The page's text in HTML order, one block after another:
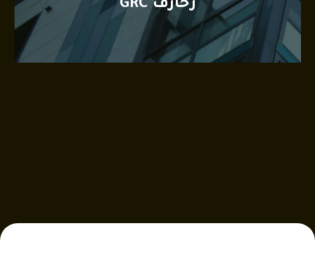
زخارف GRC